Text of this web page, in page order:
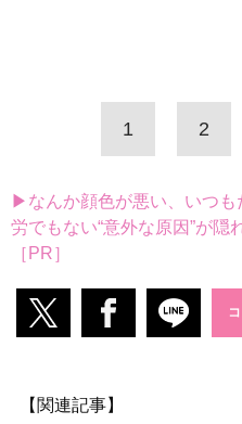
1 2
▶なんか顔色が悪い、いつ
労でもない“意外な原因”が隠
［PR］
【関連記事】